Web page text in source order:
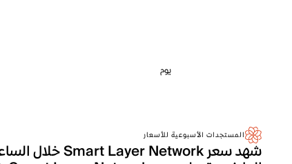
يوم
المستجدات الأسبوعية للأسعار